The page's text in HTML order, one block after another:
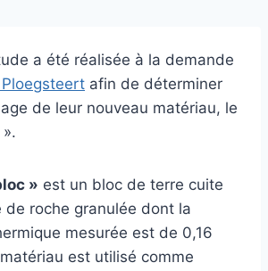
a été réalisée à la demande
Ploegsteert afin de déterminer
de leur nouveau matériau, le
» est un bloc de terre cuite
de roche granulée dont la
mesurée est de 0,16
est utilisé comme